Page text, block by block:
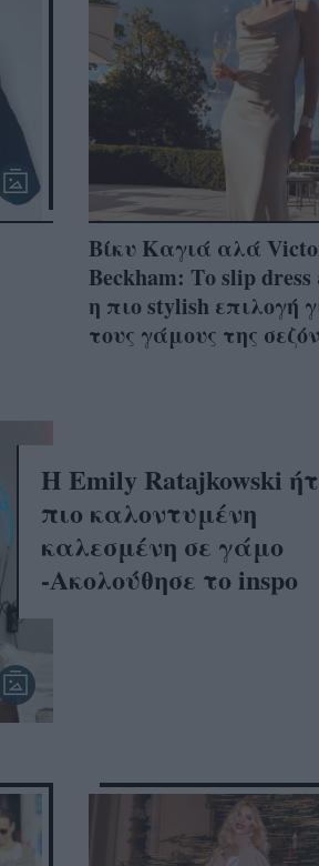
Βίκυ Καγιά αλά
Beckham: Το slip dress
η πιο stylish επιλογή
τους γάμους της σεζόν
Η Emily Ratajkowski
πιο καλοντυμένη
καλεσμένη σε γάμο
-Ακολούθησε το inspo